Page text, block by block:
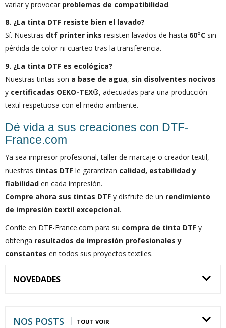
variar y provocar problemas de compatibilidad.
8. ¿La tinta DTF resiste bien el lavado?
Sí. Nuestras dtf printer inks resisten lavados de hasta 60°C sin
pérdida de color ni cuarteo tras la transferencia.
9. ¿La tinta DTF es ecológica?
Nuestras tintas son a base de agua, sin disolventes nocivos
y certificadas OEKO-TEX®, adecuadas para una producción
textil respetuosa con el medio ambiente.
Dé vida a sus creaciones con DTF-
France.com
Ya sea impresor profesional, taller de marcaje o creador textil,
nuestras tintas DTF le garantizan calidad, estabilidad y
fiabilidad en cada impresión.
Compre ahora sus tintas DTF y disfrute de un rendimiento
de impresión textil excepcional.
Confíe en DTF-France.com para su compra de tinta DTF y
obtenga resultados de impresión profesionales y
constantes en todos sus proyectos textiles.
NOVEDADES
NOS POSTS TOUT VOIR